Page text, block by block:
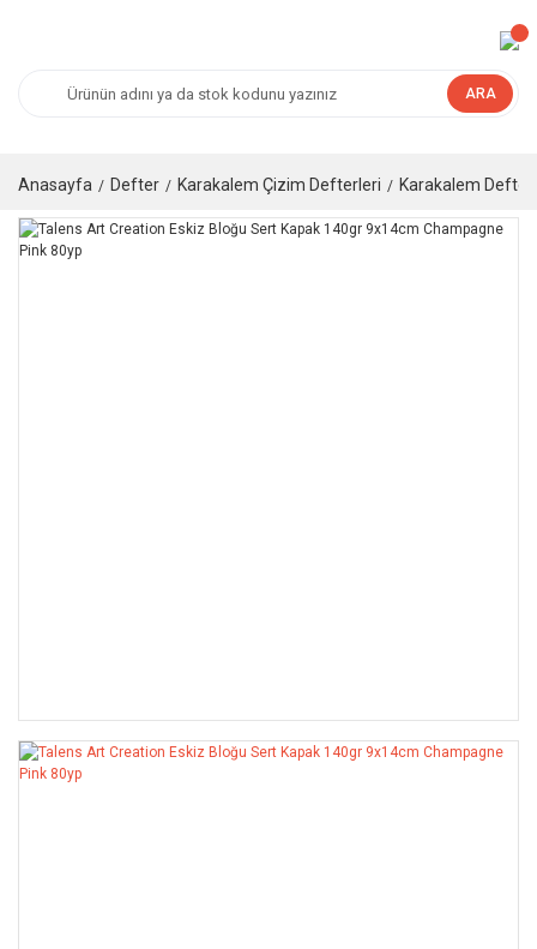
ARA
Anasayfa Defter Karakalem Çizim Defterleri Karakalem Defteri